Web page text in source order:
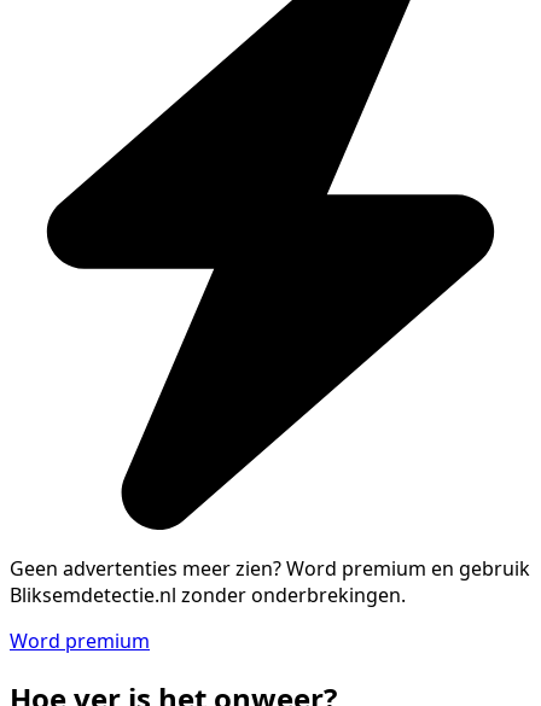
Geen advertenties meer zien?Word premium en gebruik
Bliksemdetectie.nl zonder onderbrekingen.
Word premium
Hoe ver is het onweer?